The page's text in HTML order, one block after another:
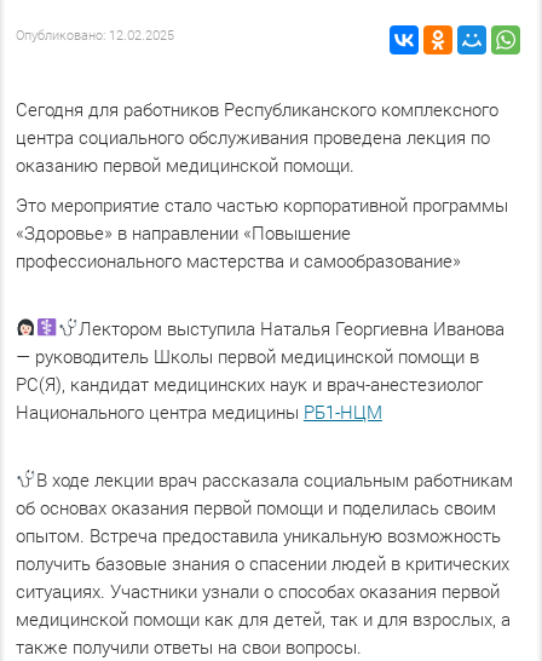
Опубликовано: 12.02.2025
Сегодня для работников Республиканского комплексного
центра социального обслуживания проведена лекция по
оказанию первой медицинской помощи.
Это мероприятие стало частью корпоративной программы
«Здоровье» в направлении «Повышение
профессионального мастерства и самообразование»
Лектором выступила Наталья Георгиевна Иванова
— руководитель Школы первой медицинской помощи в
РС(Я), кандидат медицинских наук и врач-анестезиолог
Национального центра медицины РБ1-НЦМ
В ходе лекции врач рассказала социальным работникам
об основах оказания первой помощи и поделилась своим
опытом. Встреча предоставила уникальную возможность
получить базовые знания о спасении людей в критических
ситуациях. Участники узнали о способах оказания первой
медицинской помощи как для детей, так и для взрослых, а
также получили ответы на свои вопросы.